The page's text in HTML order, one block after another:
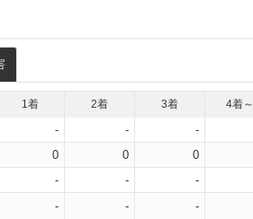
1着 2着 3着 4着～
- - -
0 0 0
- - -
- - -